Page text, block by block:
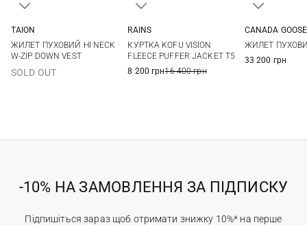
XL
XXL
TAION
ЖИЛЕТ ПУХОВИЙ HI NECK
W-ZIP DOWN VEST
SOLD OUT
RAINS
КУРТКА KOFU VISION
FLEECE PUFFER JACKET T5
8 200 грн16 400 грн
CANADA GOOSE
ЖИЛЕТ
33 200 грн
-10% НА ЗАМОВЛЕННЯ ЗА ПІДПИСКУ
Підпишіться зараз щоб отримати знижку 10%* на перше